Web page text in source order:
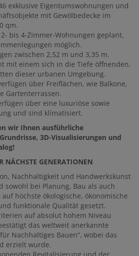
exklusive Eigentumswohnungen und
mit Gewölbedecke im
qm.
bis 4-Zimmer-Wohnungen geplant,
möglich.
zwischen 2,52 m und 3,35 m.
mit einem sich in die Tiefe öffnenden,
dieser urbanen Umgebung.
über Freiflächen, wie Balkone,
Gartenterrassen.
über eine luxuriöse sowie
und sind klimatisiert.
wir Ihnen ausführliche
3D-Visualisierungen und
NÄCHSTE GENERATIONEN
Nachhaltigkeit und Handwerkskunst
sowohl bei Planung, Bau als auch
höchste ökologische, ökonomische
funktionale Qualität gesetzt.
auf absolut hohem Niveau
das weltweit anerkannte
Nachhaltiges Bauen“, wobei das
erzielt wurde.